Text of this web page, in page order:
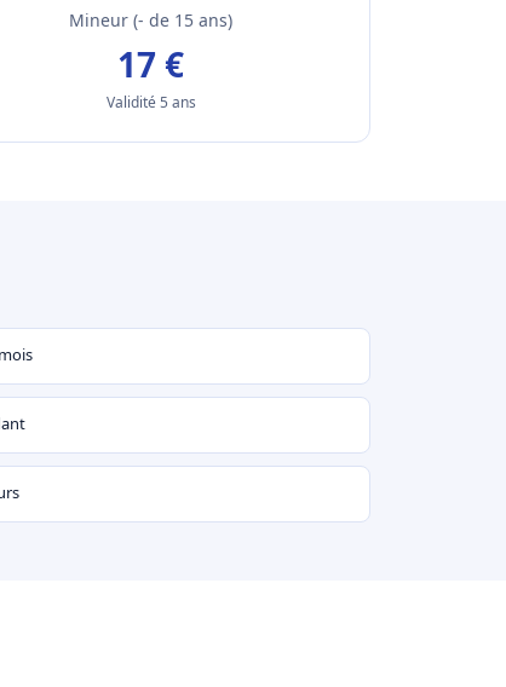
Mineur (- de 15 ans)
17 €
Validité 5 ans